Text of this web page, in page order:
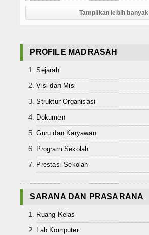
Tampilkan lebih banyak
PROFILE MADRASAH
Sejarah
Visi dan Misi
Struktur Organisasi
Dokumen
Guru dan Karyawan
Program Sekolah
Prestasi Sekolah
SARANA DAN PRASARANA
Ruang Kelas
Lab Komputer